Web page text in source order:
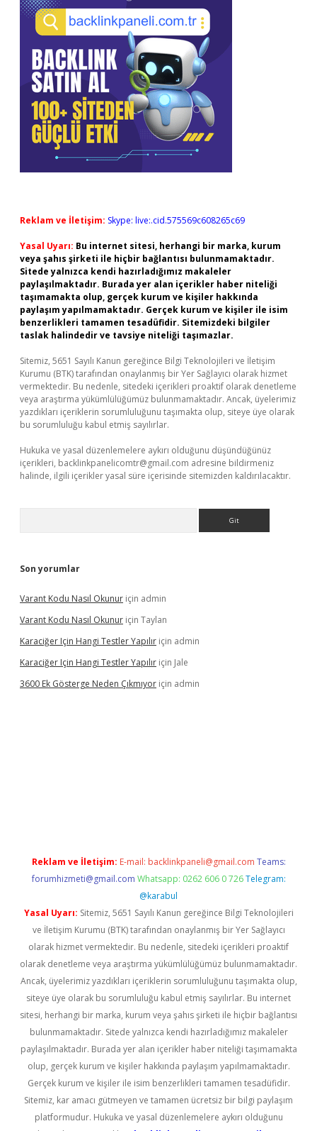
Reklam ve İletişim: Skype: live:.cid.575569c608265c69
Yasal Uyarı: Bu internet sitesi, herhangi bir marka, kurum
veya şahıs şirketi ile hiçbir bağlantısı bulunmamaktadır.
Sitede yalnızca kendi hazırladığımız makaleler
paylaşılmaktadır. Burada yer alan içerikler haber niteliği
taşımamakta olup, gerçek kurum ve kişiler hakkında
paylaşım yapılmamaktadır. Gerçek kurum ve kişiler ile isim
benzerlikleri tamamen tesadüfidir. Sitemizdeki bilgiler
taslak halindedir ve tavsiye niteliği taşımazlar.
Sitemiz, 5651 Sayılı Kanun gereğince Bilgi Teknolojileri ve İletişim
Kurumu (BTK) tarafından onaylanmış bir Yer Sağlayıcı olarak hizmet
vermektedir. Bu nedenle, sitedeki içerikleri proaktif olarak denetleme
veya araştırma yükümlülüğümüz bulunmamaktadır. Ancak, üyelerimiz
yazdıkları içeriklerin sorumluluğunu taşımakta olup, siteye üye olarak
bu sorumluluğu kabul etmiş sayılırlar.
Hukuka ve yasal düzenlemelere aykırı olduğunu düşündüğünüz
içerikleri, backlinkpanelicomtr@gmail.com adresine bildirmeniz
halinde, ilgili içerikler yasal süre içerisinde sitemizden kaldırılacaktır.
Son yorumlar
Varant Kodu Nasıl Okunur için admin
Varant Kodu Nasıl Okunur için Taylan
Karaciğer Için Hangi Testler Yapılır için admin
Karaciğer Için Hangi Testler Yapılır için Jale
3600 Ek Gösterge Neden Çıkmıyor için admin
Reklam ve İletişim: E-mail: backlinkpaneli@gmail.com Teams:
forumhizmeti@gmail.com Whatsapp: 0262 606 0 726 Telegram:
@karabul
Yasal Uyarı: Sitemiz, 5651 Sayılı Kanun gereğince Bilgi Teknolojileri
ve İletişim Kurumu (BTK) tarafından onaylanmış bir Yer Sağlayıcı
olarak hizmet vermektedir. Bu nedenle, sitedeki içerikleri proaktif
olarak denetleme veya araştırma yükümlülüğümüz bulunmamaktadır.
Ancak, üyelerimiz yazdıkları içeriklerin sorumluluğunu taşımakta olup,
siteye üye olarak bu sorumluluğu kabul etmiş sayılırlar. Bu internet
sitesi, herhangi bir marka, kurum veya şahıs şirketi ile hiçbir bağlantısı
bulunmamaktadır. Sitede yalnızca kendi hazırladığımız makaleler
paylaşılmaktadır. Burada yer alan içerikler haber niteliği taşımamakta
olup, gerçek kurum ve kişiler hakkında paylaşım yapılmamaktadır.
Gerçek kurum ve kişiler ile isim benzerlikleri tamamen tesadüfidir.
Sitemiz, kar amacı gütmeyen ve tamamen ücretsiz bir bilgi paylaşım
platformudur. Hukuka ve yasal düzenlemelere aykırı olduğunu